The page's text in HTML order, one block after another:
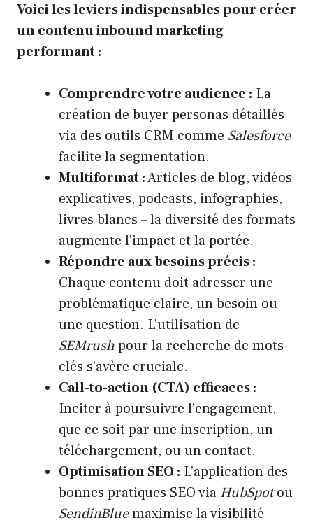
Voici les leviers indispensables pour créer
un contenu inbound marketing
performant :
Comprendre votre audience : La
création de buyer personas détaillés
via des outils CRM comme Salesforce
facilite la segmentation.
Multiformat :Articles de blog, vidéos
explicatives, podcasts, infographies,
livres blancs – la diversité des formats
augmente l’impact et la portée.
Répondre aux besoins précis :
Chaque contenu doit adresser une
problématique claire, un besoin ou
une question. L’utilisation de
SEMrushpour la recherche de mots-
clés s’avère cruciale.
Call-to-action (CTA) efficaces :
Inciter à poursuivre l’engagement,
que ce soit par une inscription, un
téléchargement, ou un contact.
Optimisation SEO : L’application des
bonnes pratiques SEO via HubSpotou
SendinBluemaximise la visibilité